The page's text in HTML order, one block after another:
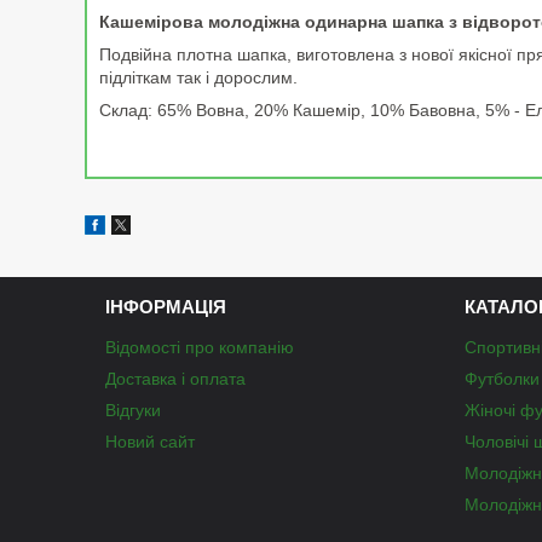
Кашемірова молодіжна одинарна шапка з
Подвійна плотна шапка, виготовлена з нової якісної
підліткам так і дорослим.
Склад: 65% Вовна, 20% Кашемір, 10% Бавовна, 5% -
ІНФОРМАЦІЯ
Відомості про компанію
Доставка і оплата
Відгуки
Новий сайт
Жіночі
Чоловічі